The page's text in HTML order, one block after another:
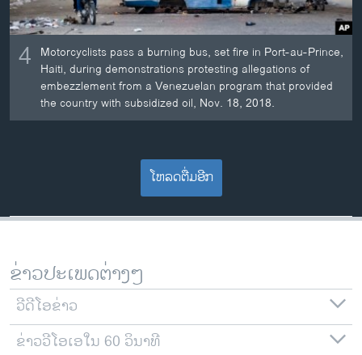
4 Motorcyclists pass a burning bus, set fire in Port-au-Prince,
Haiti, during demonstrations protesting allegations of
embezzlement from a Venezuelan program that provided
the country with subsidized oil, Nov. 18, 2018.
ໂຫລດຕື່ມອີກ
ຂ່າວປະເພດຕ່າງໆ
ວີດີໂອຂ່າວ
ຂ່າວວີໂອເອໃນ 60 ວິນາທີ